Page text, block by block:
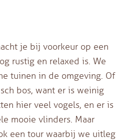
je bij voorkeur op een
rustig en relaxed is. We
tuinen in de omgeving. Of
bos, want er is weinig
hier veel vogels, en er is
mooie vlinders. Maar
een tour waarbij we uitleg